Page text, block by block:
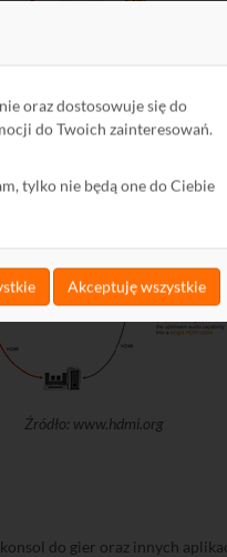
oraz dostosowuje się do
do Twoich zainteresowań.
tylko nie będą one do Ciebie
Akceptuję wszystkie
posiada wbudowany
Źródło: www.hdmi.org
do gier oraz innych